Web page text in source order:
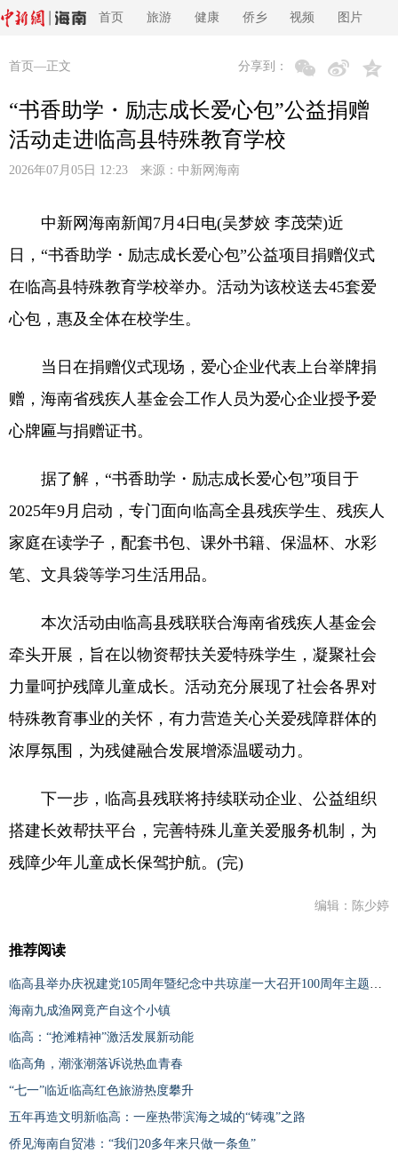
首页 旅游 健康 侨乡 视频 图片
首页 —正文 分享到：
“书香助学・励志成长爱心包”公益捐赠
活动走进临高县特殊教育学校
2026年07月05日 12:23 来源： 中新网海南
中新网海南新闻7月4日电(吴梦姣 李茂荣)近
日，“书香助学・励志成长爱心包”公益项目捐赠仪式
在临高县特殊教育学校举办。活动为该校送去45套爱
心包，惠及全体在校学生。
当日在捐赠仪式现场，爱心企业代表上台举牌捐
赠，海南省残疾人基金会工作人员为爱心企业授予爱
心牌匾与捐赠证书。
据了解，“书香助学・励志成长爱心包”项目于
2025年9月启动，专门面向临高全县残疾学生、残疾人
家庭在读学子，配套书包、课外书籍、保温杯、水彩
笔、文具袋等学习生活用品。
本次活动由临高县残联联合海南省残疾人基金会
牵头开展，旨在以物资帮扶关爱特殊学生，凝聚社会
力量呵护残障儿童成长。活动充分展现了社会各界对
特殊教育事业的关怀，有力营造关心关爱残障群体的
浓厚氛围，为残健融合发展增添温暖动力。
下一步，临高县残联将持续联动企业、公益组织
搭建长效帮扶平台，完善特殊儿童关爱服务机制，为
残障少年儿童成长保驾护航。(完)
编辑：陈少婷
推荐阅读
临高县举办庆祝建党105周年暨纪念中共琼崖一大召开100周年主题活动
海南九成渔网竟产自这个小镇
临高：“抢滩精神”激活发展新动能
临高角，潮涨潮落诉说热血青春
“七一”临近临高红色旅游热度攀升
五年再造文明新临高：一座热带滨海之城的“铸魂”之路
侨见海南自贸港：“我们20多年来只做一条鱼”